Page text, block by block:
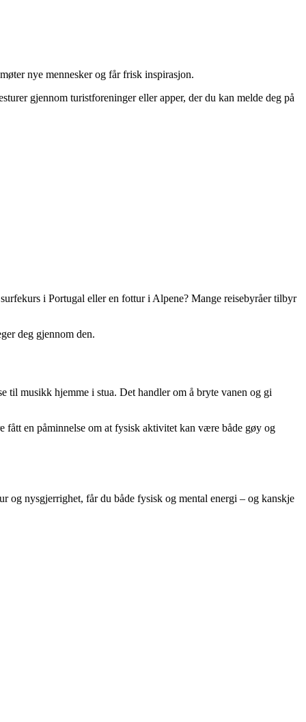
nye mennesker og får frisk inspirasjon.
gjennom turistforeninger eller apper, der du kan melde deg på
i Portugal eller en fottur i Alpene? Mange reisebyråer tilbyr
deg gjennom den.
til musikk hjemme i stua. Det handler om å bryte vanen og gi
fått en påminnelse om at fysisk aktivitet kan være både gøy og
og nysgjerrighet, får du både fysisk og mental energi – og kanskje